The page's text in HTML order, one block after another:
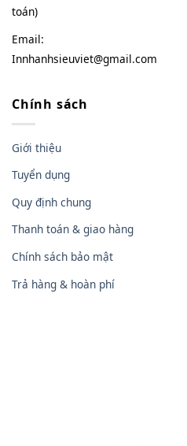
toán)
Email:
Innhanhsieuviet@gmail.com
Chính sách
Giới thiệu
Tuyển dụng
Quy định chung
Thanh toán & giao hàng
Chính sách bảo mật
Trả hàng & hoàn phí